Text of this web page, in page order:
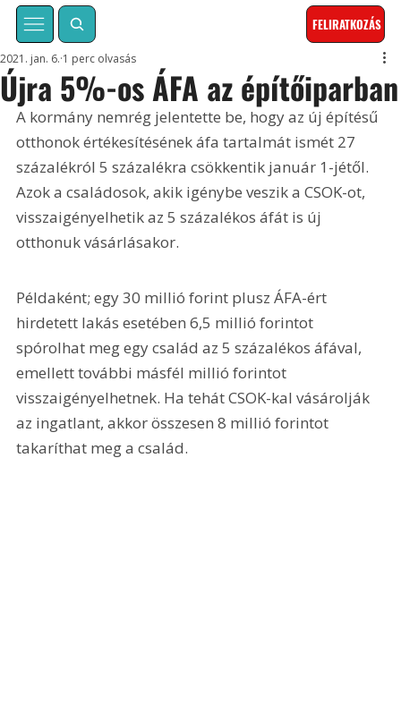
FELIRATKOZÁS
Újra 5%-os ÁFA az építőiparban
2021. jan. 6. 1 perc olvasás
A kormány nemrég jelentette be, hogy az új építésű
otthonok értékesítésének áfa tartalmát ismét 27
százalékról 5 százalékra csökkentik január 1-jétől.
Azok a családosok, akik igénybe veszik a CSOK-ot,
visszaigényelhetik az 5 százalékos áfát is új
otthonuk vásárlásakor.
Példaként; egy 30 millió forint plusz ÁFA-ért
hirdetett lakás esetében 6,5 millió forintot
spórolhat meg egy család az 5 százalékos áfával,
emellett további másfél millió forintot
visszaigényelhetnek. Ha tehát CSOK-kal vásárolják
az ingatlant, akkor összesen 8 millió forintot
takaríthat meg a család.